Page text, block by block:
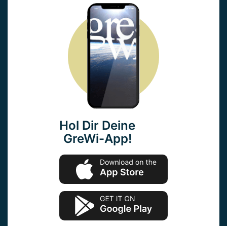
Hol Dir Deine
GreWi-App!